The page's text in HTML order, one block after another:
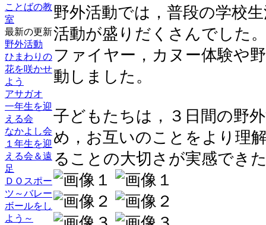
ことばの教
室
最新の更新
野外活動
ひまわりの
花を咲かせ
よう
アサガオ
一年生を迎
える会
なかよし会
１年生を迎
える会＆遠
足
ＤＯスポー
ツ～バレー
ボールをし
よう～
野外活動では，普段の学校
活動が盛りだくさんでした
ファイヤー，カヌー体験や
動しました。
子どもたちは，３日間の野
め，お互いのことをより理
ることの大切さが実感でき